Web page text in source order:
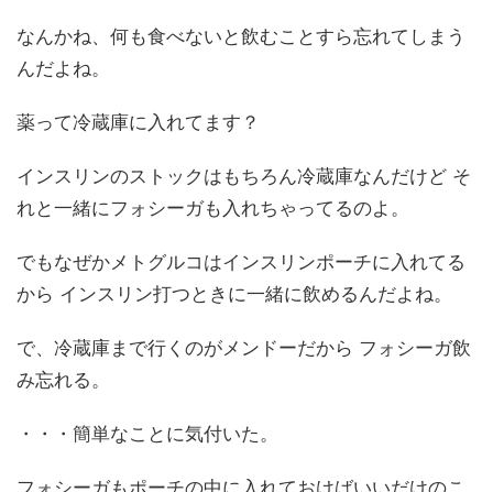
なんかね、何も食べないと飲むことすら忘れてしまう
んだよね。
薬って冷蔵庫に入れてます？
インスリンのストックはもちろん冷蔵庫なんだけど そ
れと一緒にフォシーガも入れちゃってるのよ。
でもなぜかメトグルコはインスリンポーチに入れてる
から インスリン打つときに一緒に飲めるんだよね。
で、冷蔵庫まで行くのがメンドーだから フォシーガ飲
み忘れる。
・・・簡単なことに気付いた。
フォシーガもポーチの中に入れておけばいいだけのこ